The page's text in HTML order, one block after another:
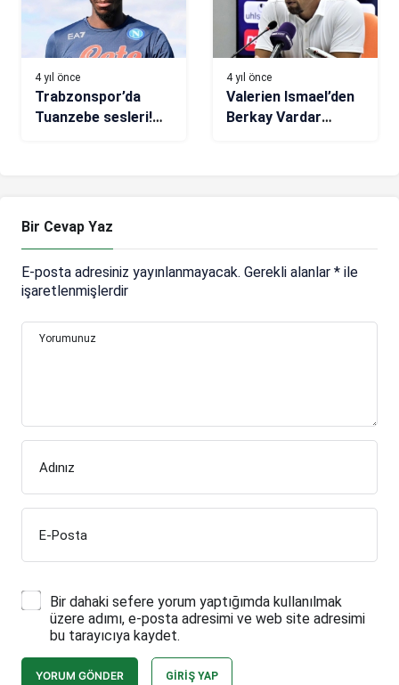
4 yıl önce
Trabzonspor’da
Tuanzebe sesleri!
4 yıl önce
Valerien Ismael’den
Berkay Vardar
Bir Cevap Yaz
E-posta adresiniz yayınlanmayacak. Gerekli alanlar * ile
işaretlenmişlerdir
Yorumunuz
Adınız
E-Posta
Bir dahaki sefere yorum yaptığımda kullanılmak
üzere adımı, e-posta adresimi ve web site adresimi
bu tarayıcıya kaydet.
YORUM GÖNDER GIRIŞ YAP